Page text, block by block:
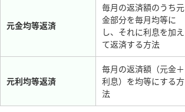
元金均等返済
毎月の返済額のうち元
金部分を毎月均等に
し、それに利息を加え
て返済する方法
元利均等返済
毎月の返済額（元金＋
利息）を均等にする方
法